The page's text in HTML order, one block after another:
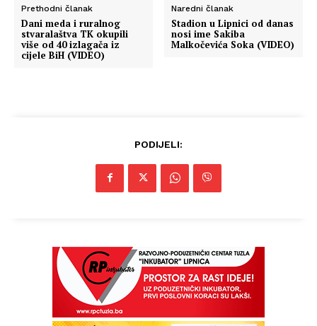
Prethodni članak
Dani meda i ruralnog
stvaralaštva TK okupili
više od 40 izlagača iz
cijele BiH (VIDEO)
Naredni članak
Stadion u Lipnici od danas
nosi ime Sakiba
Malkočevića Soka (VIDEO)
PODIJELI: